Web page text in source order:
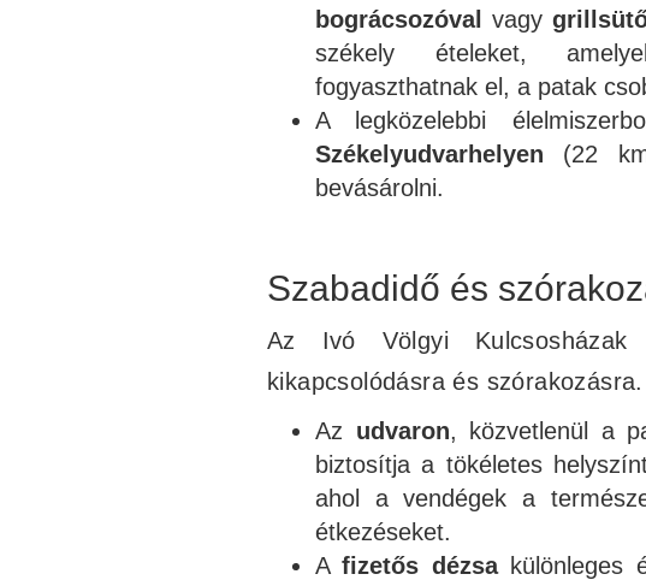
bográcsozóval vagy
székely ételeket,
fogyaszthatnak el, a patak
A legközelebbi
Székelyudvarhelyen (22
bevásárolni.
Szabadidő és
Az Ivó Völgyi
kikapcsolódásra és szórakozásra.
Az udvaron, közvetlenül a
biztosítja a tökéletes
ahol a vendégek a
étkezéseket.
Afizetős dézsakülönleges